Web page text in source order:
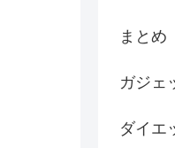
まとめ
ガジェ
ダイエ